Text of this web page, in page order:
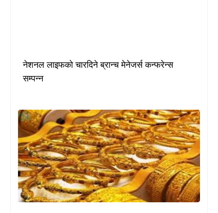
नेशनल लाइफको चारदिने ब्रान्च मेनेजर्स कन्फरेन्स
सम्पन्न